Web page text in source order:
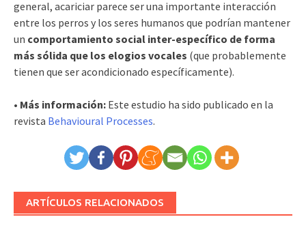
general, acariciar parece ser una importante interacción
entre los perros y los seres humanos que podrían mantener
un comportamiento social inter-específico de forma
más sólida que los elogios vocales (que probablemente
tienen que ser acondicionado específicamente).
• Más información: Este estudio ha sido publicado en la
revista Behavioural Processes.
ARTÍCULOS RELACIONADOS